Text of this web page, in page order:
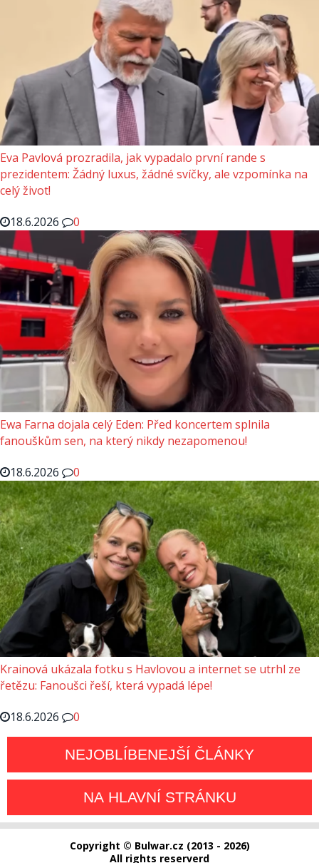
Eva Pavlová prozradila, jak vypadalo první rande s
prezidentem: Žádný luxus, žádné svíčky, ale vzpomínka na
celý život!
18.6.2026
0
Ewa Farna dojala celý Eden: Před koncertem splnila
fanouškům sen, na který nikdy nezapomenou!
18.6.2026
0
Krainová ukázala fotku s Havlovou a internet se utrhl ze
řetězu: Fanoušci řeší, která vypadá lépe!
18.6.2026
0
NEJOBLÍBENEJŠÍ ČLÁNKY
NA HLAVNÍ STRÁNKU
Copyright © Bulwar.cz (2013 - 2026)
All rights reserverd